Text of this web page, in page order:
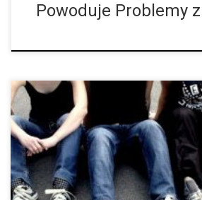
Powoduje Problemy
Coroczne badania w USA sugerują, że
bardziej zwlekają z próbowaniem
ludzi jest jak plac budowy. Tworzą się w
usuwane są komórki, […]